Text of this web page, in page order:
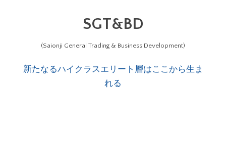
SGT&BD
(Saionji General Trading & Business Development)
新たなるハイクラスエリート層はここから生ま
れる